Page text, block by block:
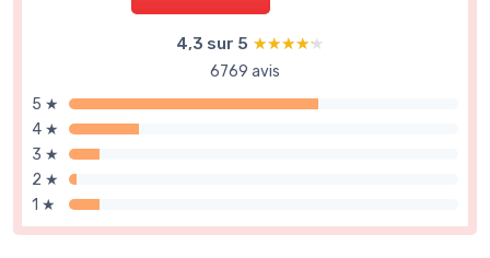
4,3 sur 5 ★★★★★
★★★★★
6769 avis
5 ★
4 ★
3 ★
2 ★
1 ★